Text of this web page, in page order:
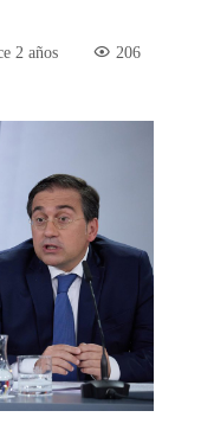
2 años 206